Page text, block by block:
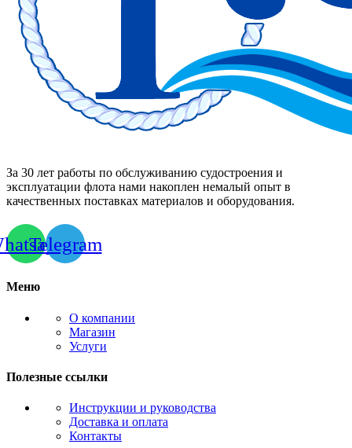
За 30 лет работы по обслуживанию судостроения и
эксплуатации флота нами накоплен немалый опыт в
качественных поставках материалов и оборудования.
Telegram
Меню
О компании
Магазин
Услуги
Полезные ссылки
Инструкции и руководства
Доставка и оплата
Контакты